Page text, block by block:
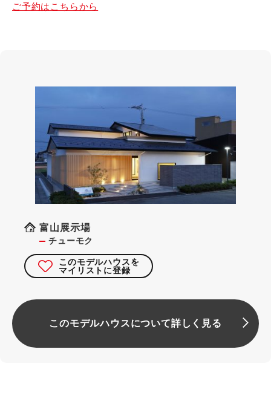
ご予約はこちらから
富山展示場
チューモク
このモデルハウスを
マイリストに登録
このモデルハウスについて詳しく見る